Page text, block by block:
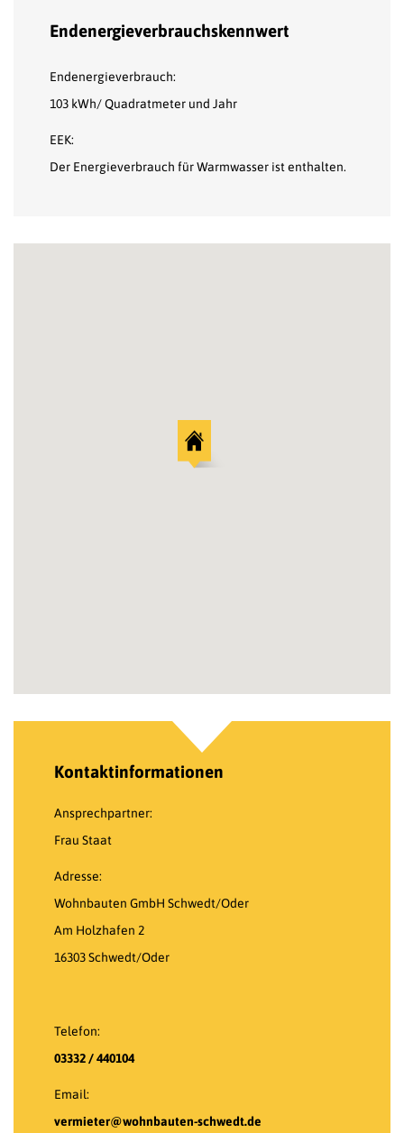
Endenergieverbrauchskennwert
Endenergieverbrauch:
103 kWh/ Quadratmeter und Jahr
EEK:
Der Energieverbrauch für Warmwasser ist enthalten.
Kontaktinformationen
Ansprechpartner:
Frau Staat
Adresse:
Wohnbauten GmbH Schwedt/Oder
Am Holzhafen 2
16303 Schwedt/Oder
Telefon:
03332 / 440104
Email:
vermieter@wohnbauten-schwedt.de